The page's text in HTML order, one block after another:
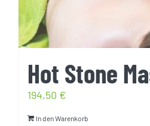
Hot Stone
194,50 €
In den Warenkorb